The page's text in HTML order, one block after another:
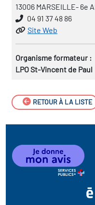
13006 MARSEILLE- 6e
04 91 37 48 86
Site Web
Organisme formateur :
LPO St-Vincent de Paul
RETOUR À LA LISTE